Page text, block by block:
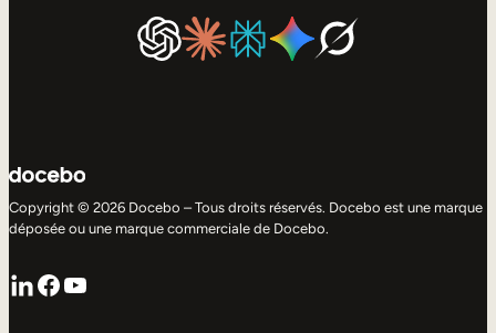
Copyright © 2026 Docebo – Tous droits réservés. Docebo est une marque
déposée ou une marque commerciale de Docebo.
LinkedIn
Facebook
YouTube